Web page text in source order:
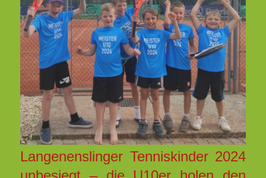
Langenenslinger Tenniskinder 2024